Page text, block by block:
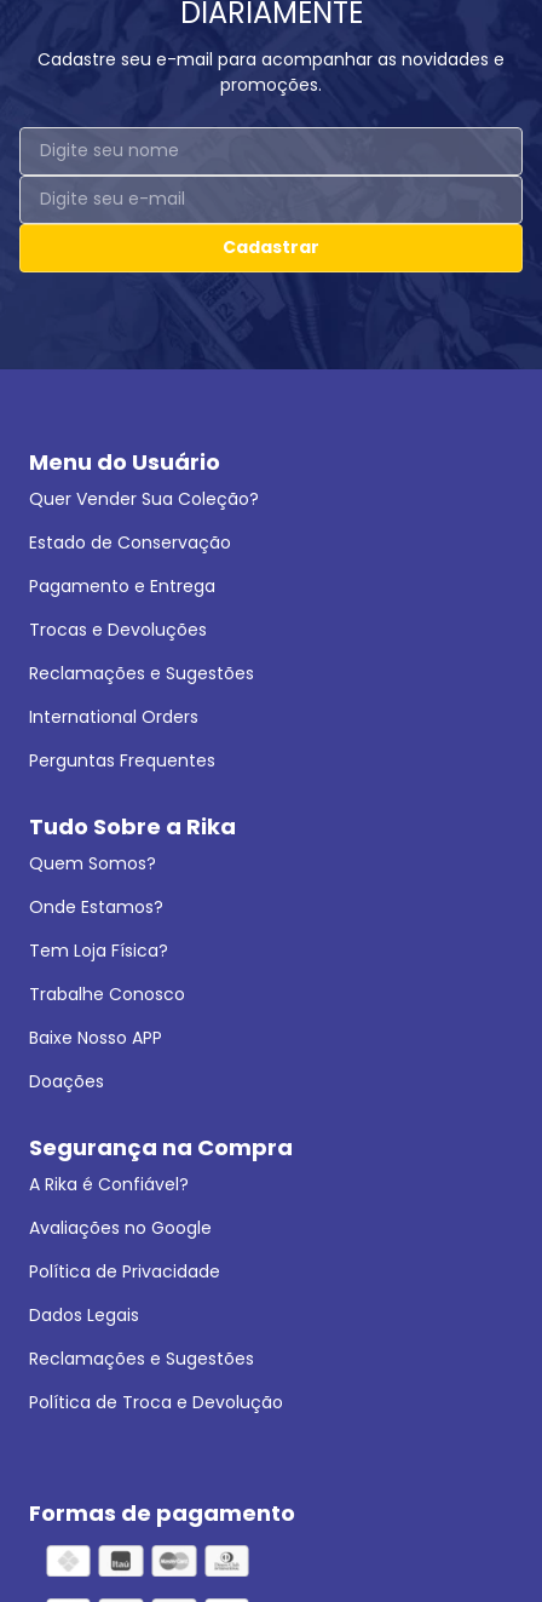
DIARIAMENTE
Cadastre seu e-mail para acompanhar as novidades e
promoções.
Cadastrar
Menu do Usuário
Quer Vender Sua Coleção?
Estado de Conservação
Pagamento e Entrega
Trocas e Devoluções
Reclamações e Sugestões
International Orders
Perguntas Frequentes
Tudo Sobre a Rika
Quem Somos?
Onde Estamos?
Tem Loja Física?
Trabalhe Conosco
Baixe Nosso APP
Doações
Segurança na Compra
A Rika é Confiável?
Avaliações no Google
Política de Privacidade
Dados Legais
Reclamações e Sugestões
Política de Troca e Devolução
Formas de pagamento